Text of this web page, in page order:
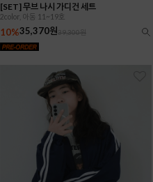
[SET] 무브 나시 가디건 세트
2color, 아동 11~19호
10%35,370원39,300원